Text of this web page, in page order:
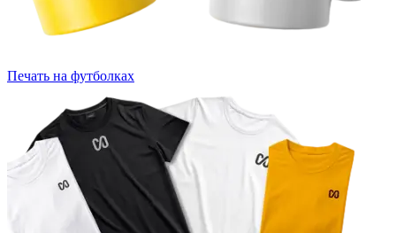
Печать на футболках